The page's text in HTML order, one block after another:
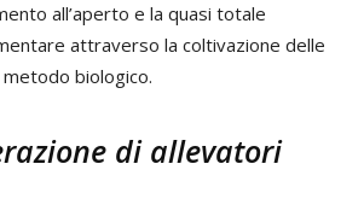
all’aperto e la quasi totale
attraverso la coltivazione delle
biologico.
di allevatori